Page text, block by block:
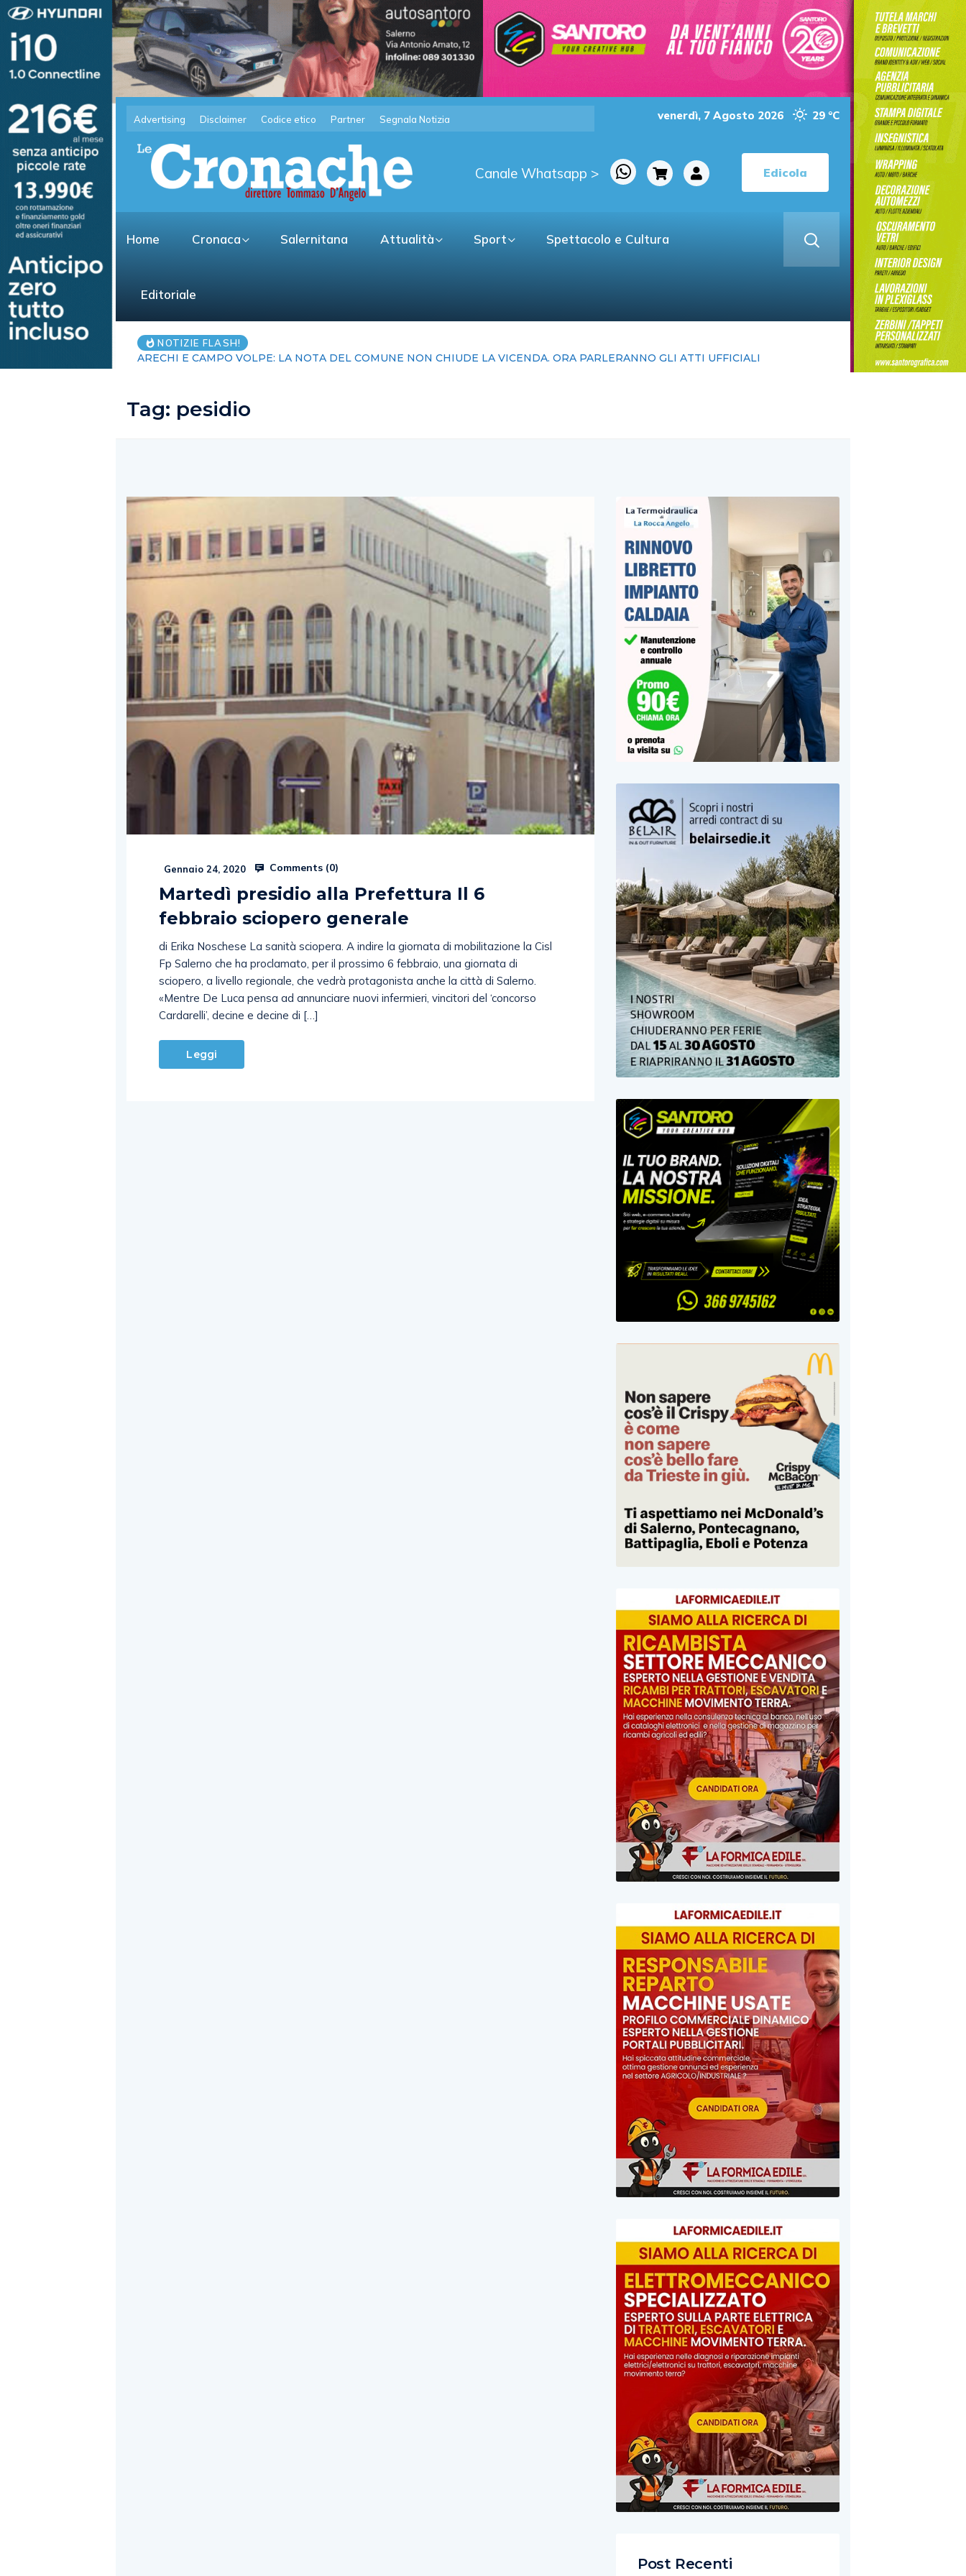
Advertising Disclaimer Codice etico Partner Segnala Notizia venerdì, 7 Agosto 2026 29 °C
Canale Whatsapp > Edicola
Home Cronaca Salernitana Attualità Sport Spettacolo e Cultura
Editoriale
NOTIZIE FLASH!
ARECHI E CAMPO VOLPE: LA NOTA DEL COMUNE NON CHIUDE LA VICENDA. ORA PARLERANNO GLI ATTI UFFICIALI
Tag: pesidio
Gennaio 24, 2020 Comments (0)
Martedì presidio alla Prefettura Il 6
febbraio sciopero generale
di Erika Noschese La sanità sciopera. A indire la giornata di mobilitazione la Cisl
Fp Salerno che ha proclamato, per il prossimo 6 febbraio, una giornata di
sciopero, a livello regionale, che vedrà protagonista anche la città di Salerno.
«Mentre De Luca pensa ad annunciare nuovi infermieri, vincitori del ‘concorso
Cardarelli’, decine e decine di […]
Leggi
Post Recenti